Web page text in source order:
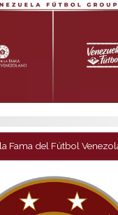
Fama del Fútbol